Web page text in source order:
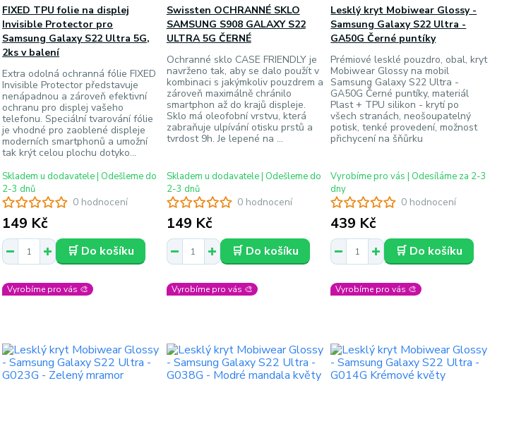
0 hodnocení
FIXED TPU folie na displej
Invisible Protector pro
Samsung Galaxy S22 Ultra 5G,
2ks v balení
Extra odolná ochranná fólie FIXED
Invisible Protector představuje
nenápadnou a zároveň efektivní
ochranu pro displej vašeho
telefonu. Speciální tvarování fólie
je vhodné pro zaoblené displeje
moderních smartphonů a umožní
tak krýt celou plochu dotyko...
149 Kč
Skladem u dodavatele | Odešleme do
2-3 dnů
🛒 Do košíku
0 hodnocení
Swissten OCHRANNÉ SKLO
SAMSUNG S908 GALAXY S22
ULTRA 5G ČERNÉ
Ochranné sklo CASE FRIENDLY je
navrženo tak, aby se dalo použít v
kombinaci s jakýmkoliv pouzdrem a
zároveň maximálně chránilo
smartphon až do krajů displeje.
Sklo má oleofobní vrstvu, která
zabraňuje ulpívání otisku prstů a
tvrdost 9h. Je lepené na ...
149 Kč
Skladem u dodavatele | Odešleme do
2-3 dnů
🛒 Do košíku
0 hodnocení
Lesklý kryt Mobiwear Glossy -
Samsung Galaxy S22 Ultra -
GA50G Černé puntíky
Prémiové lesklé pouzdro, obal, kryt
Mobiwear Glossy na mobil
Samsung Galaxy S22 Ultra -
GA50G Černé puntíky, materiál
Plast + TPU silikon - krytí po
všech stranách, neošoupatelný
potisk, tenké provedení, možnost
přichycení na šňůrku
439 Kč
Vyrobíme pro vás | Odesíláme za 2-3
dny
🛒 Do košíku
Vyrobíme pro vás 🎨 Vyrobíme pro vás 🎨 Vyrobíme pro vás 🎨